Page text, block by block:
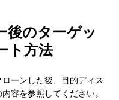
後のターゲッ
ト方法
ーンした後、目的ディス
容を参照してください。